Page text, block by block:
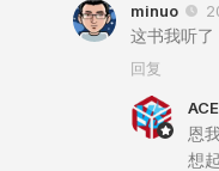
minuo
这书我听了
回复
恩
想